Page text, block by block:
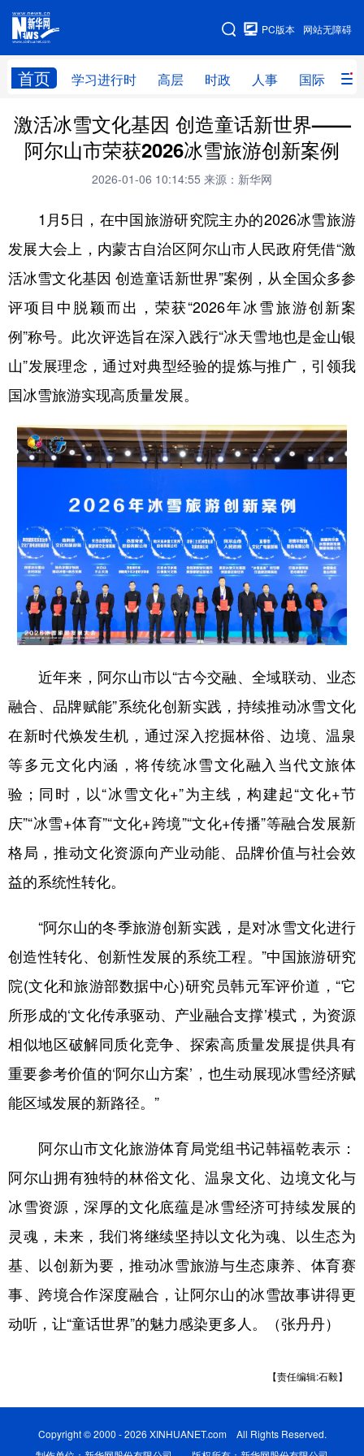
网站无障碍
PC版本
首页 学习进行时 高层 时政 人事 国际 财
网站地图
学习进行时 高层 时政 人事
国际 财经 网评 港澳
全球连线
科技 科创 量子 体育
文化 书画 健康 军事
法律 中央文件 金融 汽车
食品 人居 信息化 数字经济
学术中国 乡村振兴
城市 旅游 能源 会展
彩票 娱乐 时尚 悦读
一带一路 亚太网 上市公司
文化产业
地方频道
北京 天津 河北 山西
浙江 安徽 福建 江西
山东 河南 湖北 湖南
广东 广西 海南 重庆
四川 贵州 云南 西藏
陕西 甘肃 青海 宁夏
多语种频道
English Español Français عربى
Deutsch Português
激活冰雪文化基因 创造童话新世界——
阿尔山市荣获2026冰雪旅游创新案例
2026-01-06 10:14:55 来源：新华网
1月5日，在中国旅游研究院主办的2026冰雪旅游
发展大会上，内蒙古自治区阿尔山市人民政府凭借“激
活冰雪文化基因 创造童话新世界”案例，从全国众多参
评项目中脱颖而出，荣获“2026年冰雪旅游创新案
例”称号。此次评选旨在深入践行“冰天雪地也是金山银
山”发展理念，通过对典型经验的提炼与推广，引领我
国冰雪旅游实现高质量发展。
近年来，阿尔山市以“古今交融、全域联动、业态
融合、品牌赋能”系统化创新实践，持续推动冰雪文化
在新时代焕发生机，通过深入挖掘林俗、边境、温泉
等多元文化内涵，将传统冰雪文化融入当代文旅体
验；同时，以“冰雪文化+”为主线，构建起“文化+节
庆”“冰雪+体育”“文化+跨境”“文化+传播”等融合发展新
格局，推动文化资源向产业动能、品牌价值与社会效
益的系统性转化。
“阿尔山的冬季旅游创新实践，是对冰雪文化进行
创造性转化、创新性发展的系统工程。”中国旅游研究
院(文化和旅游部数据中心)研究员韩元军评价道，“它
所形成的‘文化传承驱动、产业融合支撑’模式，为资源
相似地区破解同质化竞争、探索高质量发展提供具有
重要参考价值的‘阿尔山方案’，也生动展现冰雪经济赋
能区域发展的新路径。”
阿尔山市文化旅游体育局党组书记韩福乾表示：
阿尔山拥有独特的林俗文化、温泉文化、边境文化与
冰雪资源，深厚的文化底蕴是冰雪经济可持续发展的
灵魂，未来，我们将继续坚持以文化为魂、以生态为
基、以创新为要，推动冰雪旅游与生态康养、体育赛
事、跨境合作深度融合，让阿尔山的冰雪故事讲得更
动听，让“童话世界”的魅力感染更多人。（张丹丹）
【责任编辑:石毅】
Copyright © 2000 - 2026 XINHUANET.com All Rights Reserved.